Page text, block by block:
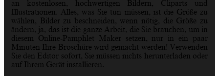
an kostenlosen, hochwertigen Bildern, Cliparts und
Illustrationen. Alles, was Sie tun müssen, ist die Größe zu
wählen, Bilder zu beschneiden, wenn nötig, die Größe zu
ändern, ja, das ist die ganze Arbeit, die Sie brauchen, um in
diesem Online-Pamphlet Maker setzen, nur in ein paar
Minuten Ihre Broschüre wird gemacht werden! Verwenden
Sie den Editor sofort, Sie müssen nichts herunterladen oder
auf Ihrem Gerät installieren.